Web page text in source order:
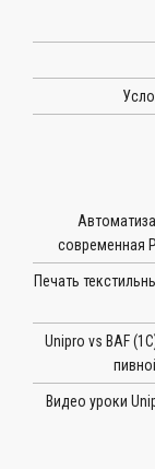
современная
Печать
Unipro vs BAF
Видео уроки